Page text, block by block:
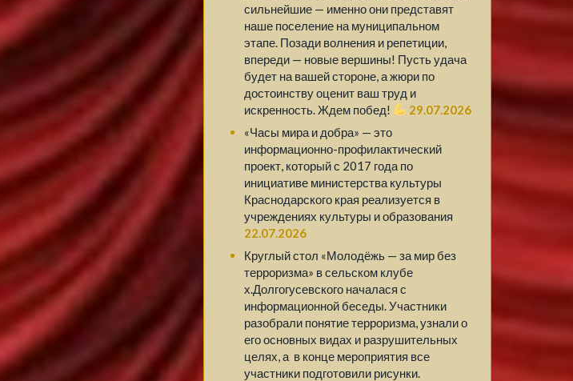
сильнейшие — именно они представят
наше поселение на муниципальном
этапе. Позади волнения и репетиции,
впереди — новые вершины! Пусть удача
будет на вашей стороне, а жюри по
достоинству оценит ваш труд и
искренность. Ждем побед!
29.07.2026
«Часы мира и добра» — это
информационно-профилактический
проект, который с 2017 года по
инициативе министерства культуры
Краснодарского края реализуется в
учреждениях культуры и образования
22.07.2026
Круглый стол «Молодёжь — за мир без
терроризма» в сельском клубе
х.Долгогусевского началася с
информационной беседы. Участники
разобрали понятие терроризма, узнали о
его основных видах и разрушительных
целях, а в конце мероприятия все
участники подготовили рисунки.